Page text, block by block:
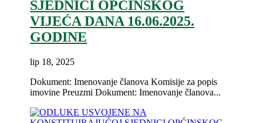
SJEDNICI OPĆINSKOG
VIJEĆA DANA 16.06.2025.
GODINE
lip 18, 2025
Dokument: Imenovanje članova Komisije za popis
imovine Preuzmi Dokument: Imenovanje članova...